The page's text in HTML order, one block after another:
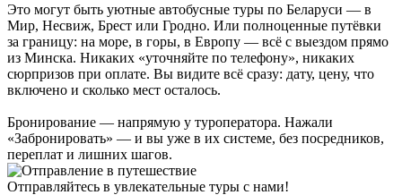
Это могут быть уютные автобусные туры по Беларуси — в
Мир, Несвиж, Брест или Гродно. Или полноценные путёвки
за границу: на море, в горы, в Европу — всё с выездом прямо
из Минска. Никаких «уточняйте по телефону», никаких
сюрпризов при оплате. Вы видите всё сразу: дату, цену, что
включено и сколько мест осталось.
Бронирование — напрямую у туроператора. Нажали
«Забронировать» — и вы уже в их системе, без посредников,
переплат и лишних шагов.
Отправляйтесь в увлекательные туры с нами!